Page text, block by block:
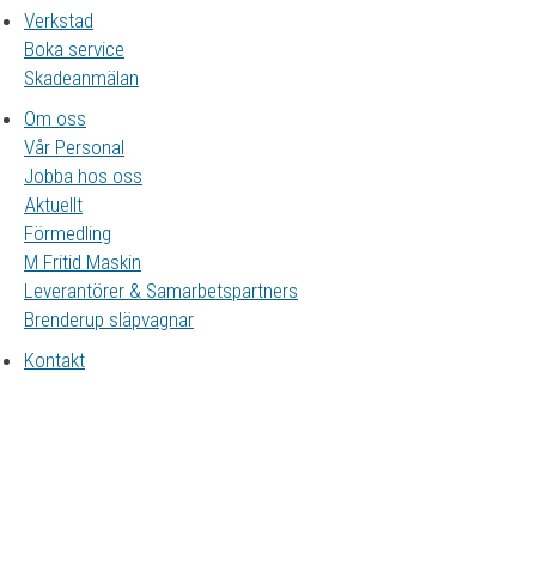
Verkstad
Boka service
Skadeanmälan
Om oss
Vår Personal
Jobba hos oss
Aktuellt
Förmedling
M Fritid Maskin
Leverantörer & Samarbetspartners
Brenderup släpvagnar
Kontakt